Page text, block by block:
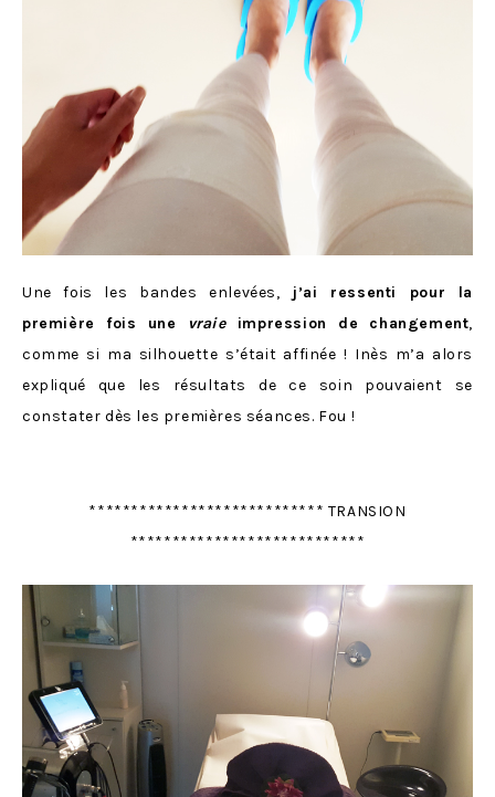
Une fois les bandes enlevées,
j’ai ressenti pour la
première fois une
vraieimpression de changement,
comme si ma silhouette s’était affinée ! Inès m’a alors
expliqué que les résultats de ce soin pouvaient se
constater dès les premières séances. Fou !
**************************** TRANSION
****************************